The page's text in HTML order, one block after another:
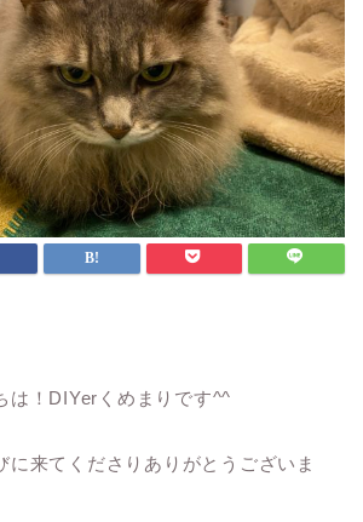
は！DIYerくめまりです^^
に来てくださりありがとうございま